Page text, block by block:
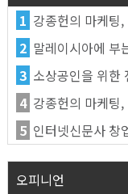
1 강종헌의 마케
2 말레이시아에 부
3 소상공인을 위한
4 강종헌의 마케팅, 검
5 인터넷신문사 창
오피니언